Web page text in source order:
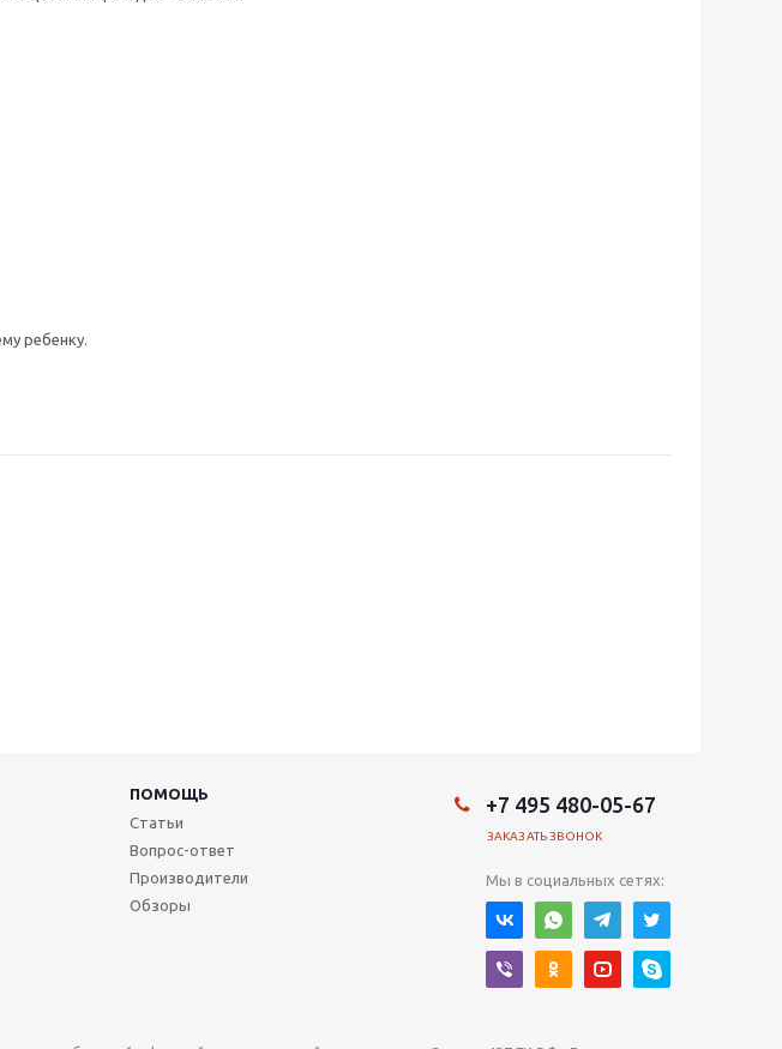
ребенку.
ПОМОЩЬ
Статьи
Вопрос-ответ
Производители
Обзоры
+7 495 480-05-67
ЗАКАЗАТЬ ЗВОНОК
Мы в социальных сетях: